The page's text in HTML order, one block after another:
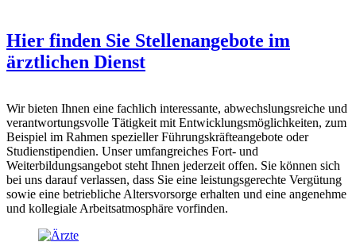
Hier finden Sie Stellenangebote im
ärztlichen Dienst
Wir bieten Ihnen eine fachlich interessante, abwechslungsreiche und
verantwortungsvolle Tätigkeit mit Entwicklungsmöglichkeiten, zum
Beispiel im Rahmen spezieller Führungskräfteangebote oder
Studienstipendien. Unser umfangreiches Fort- und
Weiterbildungsangebot steht Ihnen jederzeit offen. Sie können sich
bei uns darauf verlassen, dass Sie eine leistungsgerechte Vergütung
sowie eine betriebliche Altersvorsorge erhalten und eine angenehme
und kollegiale Arbeitsatmosphäre vorfinden.